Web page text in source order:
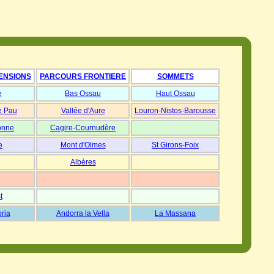
PARCOURS FRONTIERE
SOMMETS
Bas Ossau
Haut Ossau
Pau
Vallée d'Aure
Louron-Nistos-Barousse
Cagire-Cournudère
Mont d'Olmes
St Girons-Foix
Albères
Andorra la Vella La Massana